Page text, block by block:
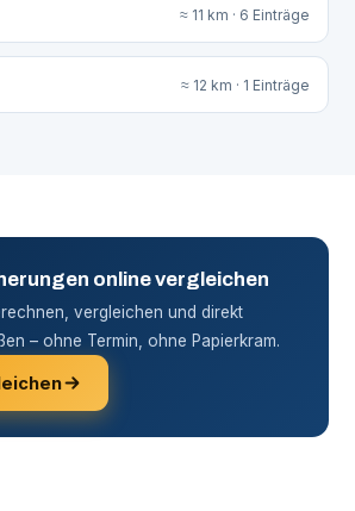
≈ 11 km · 6 Einträge
≈ 12 km · 1 Einträge
online vergleichen
vergleichen und direkt
– ohne Termin, ohne Papierkram.